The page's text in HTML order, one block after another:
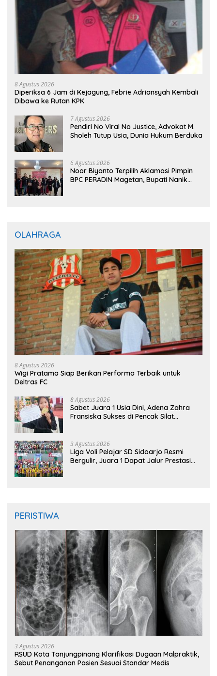
8 Agustus 2026
Diperiksa 6 Jam di Kejagung, Febrie Adriansyah Kembali
Dibawa ke Rutan KPK
7 Agustus 2026
Pendiri No Viral No Justice, Advokat M.
Sholeh Tutup Usia, Dunia Hukum Berduka
6 Agustus 2026
Noor Biyanto Terpilih Aklamasi Pimpin
BPC PERADIN Magetan, Bupati Nanik
OLAHRAGA
8 Agustus 2026
Wigi Pratama Siap Berikan Performa Terbaik untuk
Deltras FC
8 Agustus 2026
Sabet Juara 1 Usia Dini, Adena Zahra
Fransiska Sukses di Pencak Silat
3 Agustus 2026
Liga Voli Pelajar SD Sidoarjo Resmi
Bergulir, Juara 1 Dapat Jalur Prestasi
PERISTIWA
3 Agustus 2026
RSUD Kota Tanjungpinang Klarifikasi Dugaan Malpraktik,
Sebut Penanganan Pasien Sesuai Standar Medis